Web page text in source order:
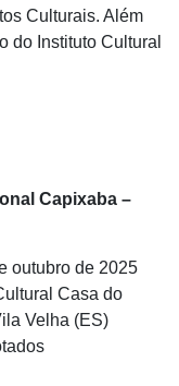
Culturais. Além
do Instituto Cultural
Capixaba –
outubro de 2025
Casa do
Velha (ES)